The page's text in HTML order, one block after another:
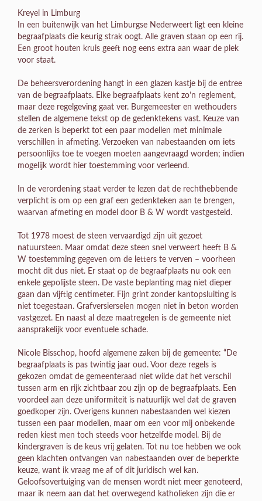
Kreyel in Limburg
In een buitenwijk van het Limburgse Nederweert ligt een kleine
begraafplaats die keurig strak oogt. Alle graven staan op een rij.
Een groot houten kruis geeft nog eens extra aan waar de plek
voor staat.
De beheersverordening hangt in een glazen kastje bij de entree
van de begraafplaats. Elke begraafplaats kent zo’n reglement,
maar deze regelgeving gaat ver. Burgemeester en wethouders
stellen de algemene tekst op de gedenktekens vast. Keuze van
de zerken is beperkt tot een paar modellen met minimale
verschillen in afmeting. Verzoeken van nabestaanden om iets
persoonlijks toe te voegen moeten aangevraagd worden; indien
mogelijk wordt hier toestemming voor verleend.
In de verordening staat verder te lezen dat de rechthebbende
verplicht is om op een graf een gedenkteken aan te brengen,
waarvan afmeting en model door B & W wordt vastgesteld.
Tot 1978 moest de steen vervaardigd zijn uit gezoet
natuursteen. Maar omdat deze steen snel verweert heeft B &
W toestemming gegeven om de letters te verven – voorheen
mocht dit dus niet. Er staat op de begraafplaats nu ook een
enkele gepolijste steen. De vaste beplanting mag niet dieper
gaan dan vijftig centimeter. Fijn grint zonder kantopsluiting is
niet toegestaan. Grafversierselen mogen niet in beton worden
vastgezet. En naast al deze maatregelen is de gemeente niet
aansprakelijk voor eventuele schade.
Nicole Bisschop, hoofd algemene zaken bij de gemeente: “De
begraafplaats is pas twintig jaar oud. Voor deze regels is
gekozen omdat de gemeenteraad niet wilde dat het verschil
tussen arm en rijk zichtbaar zou zijn op de begraafplaats. Een
voordeel aan deze uniformiteit is natuurlijk wel dat de graven
goedkoper zijn. Overigens kunnen nabestaanden wel kiezen
tussen een paar modellen, maar om een voor mij onbekende
reden kiest men toch steeds voor hetzelfde model. Bij de
kindergraven is de keus vrij gelaten. Tot nu toe hebben we ook
geen klachten ontvangen van nabestaanden over de beperkte
keuze, want ik vraag me af of dit juridisch wel kan.
Geloofsovertuiging van de mensen wordt niet meer genoteerd,
maar ik neem aan dat het overwegend katholieken zijn die er